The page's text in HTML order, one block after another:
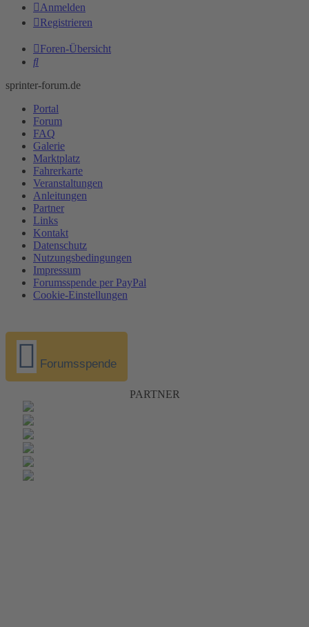
Anmelden
Registrieren
Foren-Übersicht
Suche
sprinter-forum.de
Portal
Forum
FAQ
Galerie
Marktplatz
Fahrerkarte
Veranstaltungen
Anleitungen
Partner
Links
Kontakt
Datenschutz
Nutzungsbedingungen
Impressum
Forumsspende per PayPal
Cookie-Einstellungen
Forumsspende
PARTNER